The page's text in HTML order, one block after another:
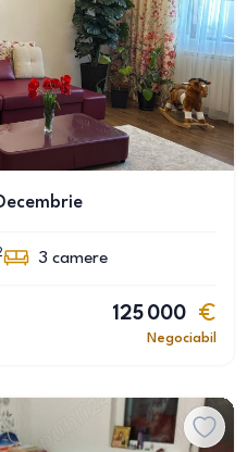
3 camere
125 000
Negociabil